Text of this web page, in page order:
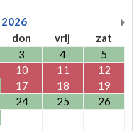
2026
don vrij
zat
3 4
5
10 11
12
17 18
19
24 25
26